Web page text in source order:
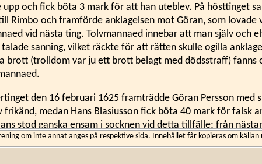
upp och fick böta 3 mark för att han uteblev. På hösttinget
Rimbo och framförde anklagelsen mot Göran, som lovade
vid nästa ting. Tolvmannaed innebar att man själv och
sanning, vilket räckte för att rätten skulle ogilla
brott (trolldom var ju ett brott belagt med dödsstraff) fanns
den 16 februari 1625 framträdde Göran Persson med
frikänd, medan Hans Blasiusson fick böta 40 mark för falsk
stod ganska ensam i socknen vid detta tillfälle; från
gick ed på att Göran var oskyldig:
om inte annat anges på respektive sida. Innehållet får kopieras om källan